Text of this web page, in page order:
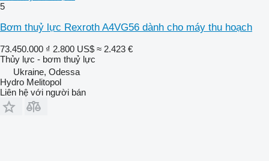
5
Bơm thuỷ lực Rexroth A4VG56 dành cho máy thu hoạch
73.450.000 ₫ 2.800 US$ ≈ 2.423 €
Thủy lực - bơm thuỷ lực
Ukraine, Odessa
Hydro Melitopol
Liên hệ với người bán